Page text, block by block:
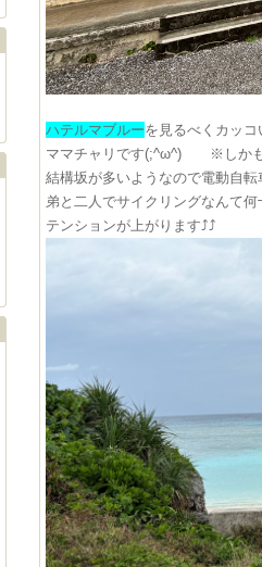
ハテルマブルーを見るべくカッ
ママチャリです(;^ω^) ※しかも
結構坂が多いようなので電動
弟と二人でサイクリングなんて
テンションが上がります⤴⤴